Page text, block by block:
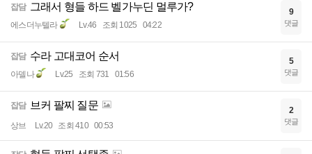
잡담 그래서 형들 하드 벨가누딘 멀루가?
에스더누텔라 Lv.46 조회 1025 04:22
9
댓글
잡담 수라 고대코어 순서
아델나 Lv.25 조회 731 01:56
5
댓글
잡담 브커 팔찌 질문
상브 Lv.20 조회 410 00:53
2
댓글